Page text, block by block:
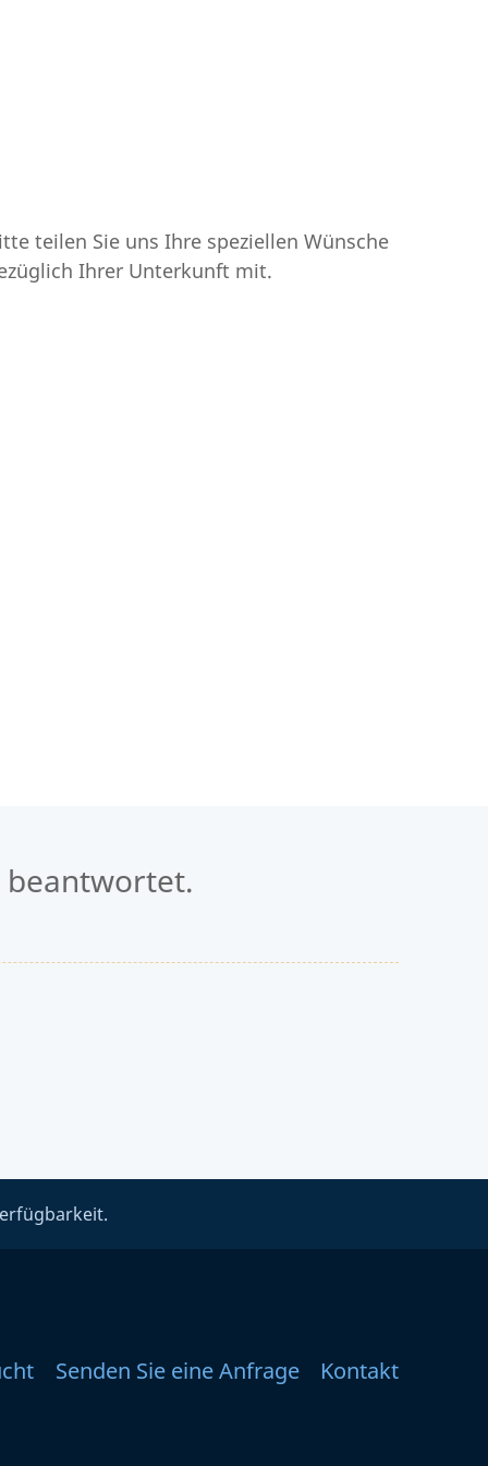
teilen Sie uns Ihre speziellen Wünsche
Ihrer Unterkunft mit.
beantwortet.
Senden Sie eine Anfrage Kontakt